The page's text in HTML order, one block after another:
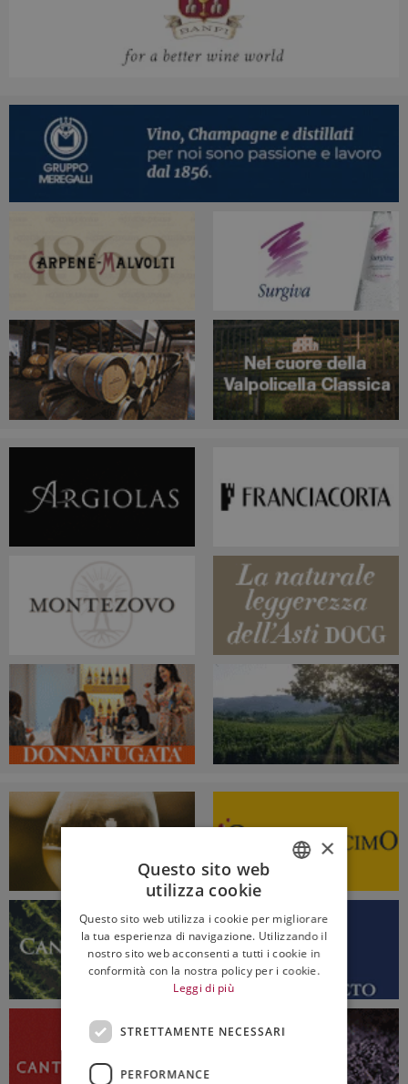
ENGLISH
×
Questo sito web
utilizza cookie
Questo sito web utilizza i cookie per migliorare
la tua esperienza di navigazione. Utilizzando il
nostro sito web acconsenti a tutti i cookie in
conformità con la nostra policy per i cookie.
Leggi di più
STRETTAMENTE NECESSARI
PERFORMANCE